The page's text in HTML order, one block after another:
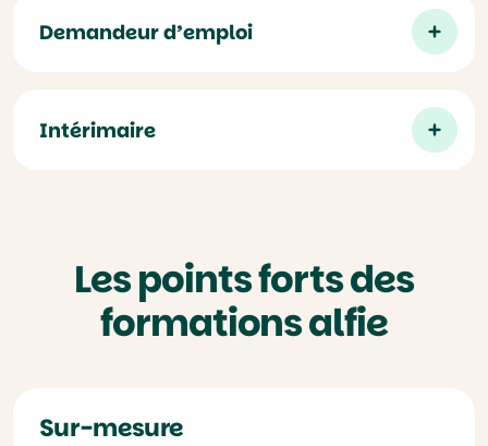
Demandeur d’emploi
Intérimaire
Les points forts des
formations alfie
Sur-mesure